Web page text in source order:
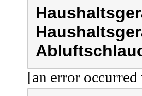
[an error